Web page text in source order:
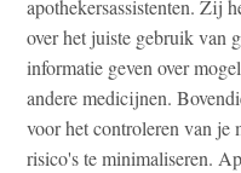
apothekersassistenten. Zij
over het juiste gebruik van
informatie geven over
andere medicijnen.
voor het controleren van je
risico's te minimaliseren.